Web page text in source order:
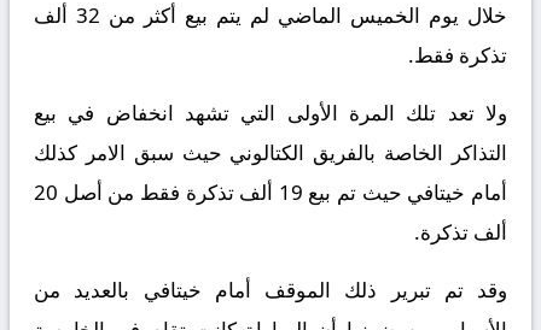
خلال يوم الخميس الماضي لم يتم بيع أكثر من 32 ألف
تذكرة فقط.
ولا تعد تلك المرة الأولى التي تشهد انخفاض في بيع
التذاكر الخاصة بالفريق الكتالوني حيث سبق الامر كذلك
أمام خيتافي حيث تم بيع 19 ألف تذكرة فقط من أصل 20
ألف تذكرة.
وقد تم تبرير ذلك الموقف أمام خيتافي بالعديد من